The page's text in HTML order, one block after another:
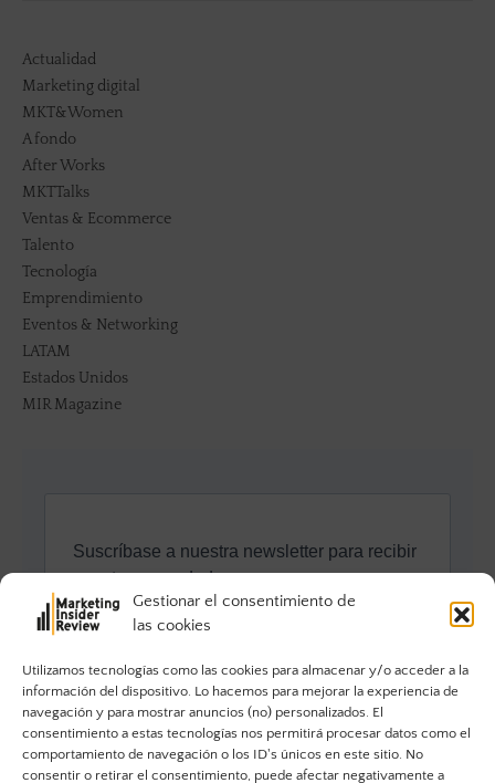
Gestionar el consentimiento de
las cookies
Utilizamos tecnologías como las cookies para almacenar y/o acceder a la
información del dispositivo. Lo hacemos para mejorar la experiencia de
navegación y para mostrar anuncios (no) personalizados. El
consentimiento a estas tecnologías nos permitirá procesar datos como el
comportamiento de navegación o los ID's únicos en este sitio. No
consentir o retirar el consentimiento, puede afectar negativamente a
Actualidad
Marketing digital
MKT&Women
A fondo
After Works
MKTTalks
Ventas & Ecommerce
Talento
Tecnología
Emprendimiento
Eventos & Networking
LATAM
Estados Unidos
MIR Magazine